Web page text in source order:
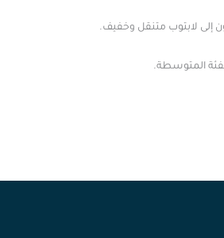
إلى لابتوب متنقل وخفيف.